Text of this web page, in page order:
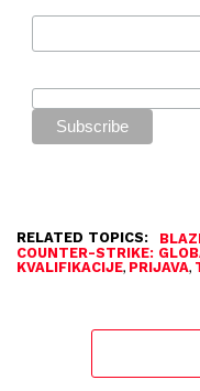
RELATED TOPICS:
COUNTER-STRIKE:
KVALIFIKACIJE, PRIJAVA,